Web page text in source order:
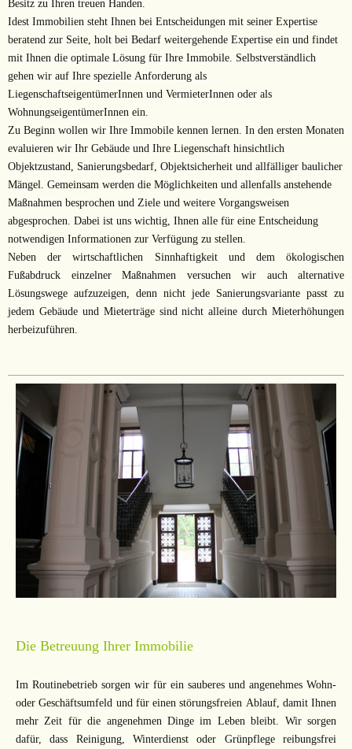
Besitz zu Ihren treuen Handen.
Idest Immobilien steht Ihnen bei Entscheidungen mit seiner Expertise
beratend zur Seite, holt bei Bedarf weitergehende Expertise ein und findet
mit Ihnen die optimale Lösung für Ihre Immobile. Selbstverständlich
gehen wir auf Ihre spezielle Anforderung als
LiegenschaftseigentümerInnen und VermieterInnen oder als
WohnungseigentümerInnen ein.
Zu Beginn wollen wir Ihre Immobile kennen lernen. In den ersten Monaten
evaluieren wir Ihr Gebäude und Ihre Liegenschaft hinsichtlich
Objektzustand, Sanierungsbedarf, Objektsicherheit und allfälliger baulicher
Mängel. Gemeinsam werden die Möglichkeiten und allenfalls anstehende
Maßnahmen besprochen und Ziele und weitere Vorgangsweisen
abgesprochen. Dabei ist uns wichtig, Ihnen alle für eine Entscheidung
notwendigen Informationen zur Verfügung zu stellen.
Neben der wirtschaftlichen Sinnhaftigkeit und dem ökologischen
Fußabdruck einzelner Maßnahmen versuchen wir auch alternative
Lösungswege aufzuzeigen, denn nicht jede Sanierungsvariante passt zu
jedem Gebäude und Mieterträge sind nicht alleine durch Mieterhöhungen
herbeizuführen.
Die Betreuung Ihrer Immobilie
Im Routinebetrieb sorgen wir für ein sauberes und angenehmes Wohn-
oder Geschäftsumfeld und für einen störungsfreien Ablauf, damit Ihnen
mehr Zeit für die angenehmen Dinge im Leben bleibt. Wir sorgen
dafür, dass Reinigung, Winterdienst oder Grünpflege reibungsfrei